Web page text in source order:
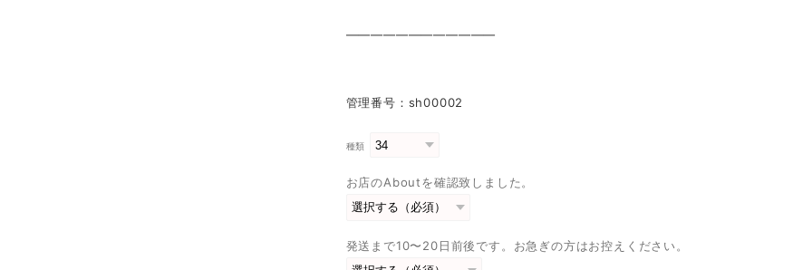
————————————
管理番号：sh00002
種類
お店のAboutを確認致しました。
発送まで10〜20日前後です。お急ぎの方はお控えください。